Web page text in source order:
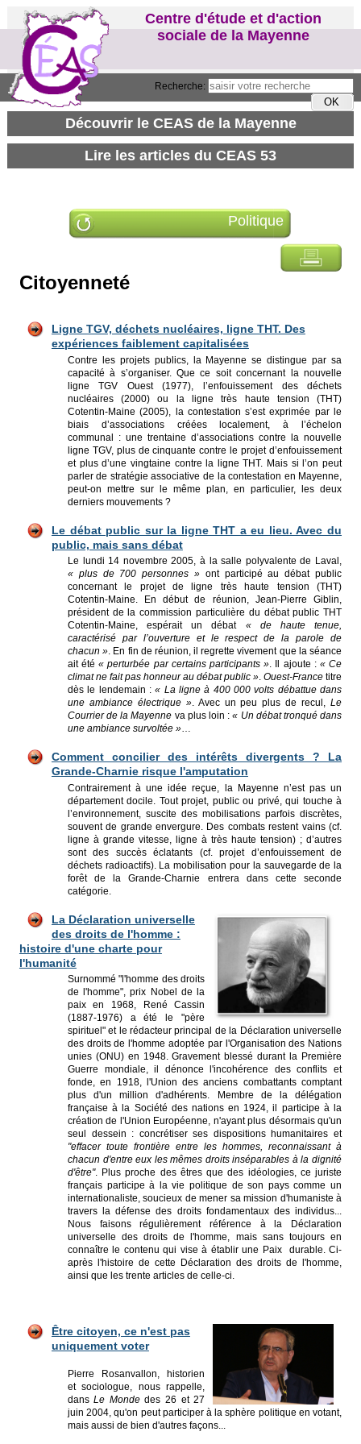
Recherche:
Centre d'étude et d'action
sociale de la Mayenne
Politique
Citoyenneté
Ligne TGV, déchets nucléaires, ligne THT. Des
expériences faiblement capitalisées
Contre les projets publics, la Mayenne se distingue par sa
capacité à s’organiser. Que ce soit concernant la nouvelle
ligne TGV Ouest (1977), l’enfouissement des déchets
nucléaires (2000) ou la ligne très haute tension (THT)
Cotentin-Maine (2005), la contestation s’est exprimée par le
biais d’associations créées localement, à l’échelon
communal : une trentaine d’associations contre la nouvelle
ligne TGV, plus de cinquante contre le projet d’enfouissement
et plus d’une vingtaine contre la ligne THT. Mais si l’on peut
parler de stratégie associative de la contestation en Mayenne,
peut-on mettre sur le même plan, en particulier, les deux
derniers mouvements ?
Le débat public sur la ligne THT a eu lieu. Avec du
public, mais sans débat
Le lundi 14 novembre 2005, à la salle polyvalente de Laval,
« plus de 700 personnes » ont participé au débat public
concernant le projet de ligne très haute tension (THT)
Cotentin-Maine. En début de réunion, Jean-Pierre Giblin,
président de la commission particulière du débat public THT
Cotentin-Maine, espérait un débat « de haute tenue,
caractérisé par l’ouverture et le respect de la parole de
chacun ». En fin de réunion, il regrette vivement que la séance
ait été« perturbée par certains participants ». Il ajoute : « Ce
climat ne fait pas honneur au débat public ».Ouest-France titre
dès le lendemain :« La ligne à 400 000 volts débattue dans
une ambiance électrique ». Avec un peu plus de recul,Le
Courrier de la Mayenne va plus loin :« Un débat tronqué dans
une ambiance survoltée »…
Comment concilier des intérêts divergents ? La
Grande-Charnie risque l'amputation
Contrairement à une idée reçue, la Mayenne n’est pas un
département docile. Tout projet, public ou privé, qui touche à
l’environnement, suscite des mobilisations parfois discrètes,
souvent de grande envergure. Des combats restent vains (cf.
ligne à grande vitesse, ligne à très haute tension) ; d’autres
sont des succès éclatants (cf. projet d’enfouissement de
déchets radioactifs). La mobilisation pour la sauvegarde de la
forêt de la Grande-Charnie entrera dans cette seconde
catégorie.
La Déclaration universelle
des droits de l'homme :
histoire d'une charte pour
l'humanité
Surnommé "l'homme des droits
de l'homme", prix Nobel de la
paix en 1968, René Cassin
(1887-1976) a été le "père
spirituel" et le rédacteur principal de la Déclaration universelle
des droits de l'homme adoptée par l'Organisation des Nations
unies (ONU) en 1948. Gravement blessé durant la Première
Guerre mondiale, il dénonce l'incohérence des conflits et
fonde, en 1918, l'Union des anciens combattants comptant
plus d'un million d'adhérents. Membre de la délégation
française à la Société des nations en 1924, il participe à la
création de l'Union Européenne, n'ayant plus désormais qu'un
seul dessein : concrétiser ses dispositions humanitaires et
"effacer toute frontière entre les hommes, reconnaissant à
chacun d'entre eux les mêmes droits inséparables à la dignité
d'être". Plus proche des êtres que des idéologies, ce juriste
français participe à la vie politique de son pays comme un
internationaliste, soucieux de mener sa mission d'humaniste à
travers la défense des droits fondamentaux des individus...
Nous faisons régulièrement référence à la Déclaration
universelle des droits de l'homme, mais sans toujours en
connaître le contenu qui vise à établir une Paix durable. Ci-
après l'histoire de cette Déclaration des droits de l'homme,
ainsi que les trente articles de celle-ci.
Être citoyen, ce n'est pas
uniquement voter
Pierre Rosanvallon, historien
et sociologue, nous rappelle,
dansLe Mondedes 26 et 27
juin 2004, qu'on peut participer à la sphère politique en votant,
mais aussi de bien d'autres façons...